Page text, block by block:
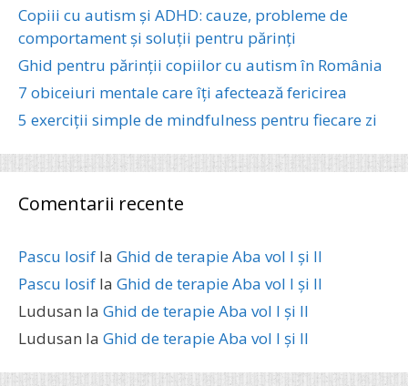
Copiii cu autism și ADHD: cauze, probleme de
comportament și soluții pentru părinți
Ghid pentru părinții copiilor cu autism în România
7 obiceiuri mentale care îți afectează fericirea
5 exerciții simple de mindfulness pentru fiecare zi
Comentarii recente
Pascu Iosif la Ghid de terapie Aba vol I și II
Pascu Iosif la Ghid de terapie Aba vol I și II
Ludusan la Ghid de terapie Aba vol I și II
Ludusan la Ghid de terapie Aba vol I și II